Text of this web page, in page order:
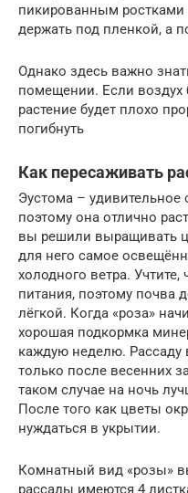
пикированным ростками
держать под пленкой, а
Однако здесь важно
помещении. Если воздух
растение будет плохо
погибнуть
Как пересаживать
Эустома – удивительное
поэтому она отлично
вы решили выращивать
для него самое
холодного ветра. Учтите,
питания, поэтому почва
лёгкой. Когда «роза»
хорошая подкормка
каждую неделю.
только после весенних
таком случае на ночь
После того как цветы
нуждаться в укрытии.
Комнатный вид «розы»
рассады имеются 4